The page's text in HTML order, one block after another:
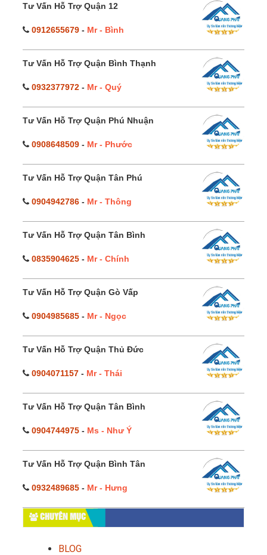
Tư Vấn Hỗ Trợ Quận 12
0912655679 - Mr - Bình
Tư Vấn Hỗ Trợ Quận Bình Thạnh
0932377972 - Mr - Quý
Tư Vấn Hỗ Trợ Quận Phú Nhuận
0908648509 - Mr - Phước
Tư Vấn Hỗ Trợ Quận Tân Phú
0904942786 - Mr - Thông
Tư Vấn Hỗ Trợ Quận Tân Bình
0835904625 - Mr - Chính
Tư Vấn Hỗ Trợ Quận Gò Vấp
0904985685 - Mr - Ngọc
Tư Vấn Hỗ Trợ Quận Thủ Đức
0904071157 - Mr - Thái
Tư Vấn Hỗ Trợ Quận Tân Bình
0904744975 - Ms - Như Ý
Tư Vấn Hỗ Trợ Quận Bình Tân
0932489685 - Mr - Hưng
CHUYÊN MỤC
BLOG